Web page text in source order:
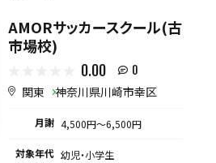
AMORサッカースクール(古
市場校)
0.00 0
関東 神奈川県川崎市幸区
月謝 4,500円〜6,500円
対象年代 幼児・小学生